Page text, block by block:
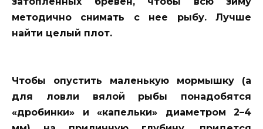
методично снимать с нее рыбу. Лучше
найти целый плот.
Чтобы опустить маленькую мормышку (а
для ловли вялой рыбы понадобятся
«дробинки» и «капельки» диаметром 2–4